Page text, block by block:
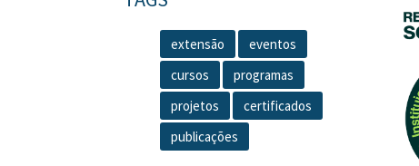
extensão
eventos
cursos
programas
projetos
certificados
publicações